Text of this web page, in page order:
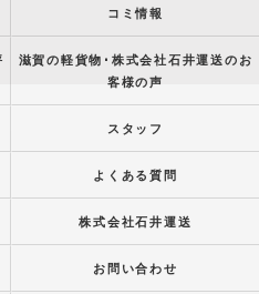
コミ情報
滋賀の軽貨物･株式会社石井運送のお
客様の声
スタッフ
よくある質問
株式会社石井運送
お問い合わせ